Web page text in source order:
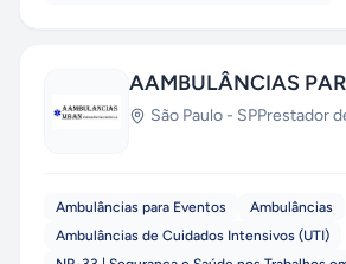
AAMBULÂNCIAS
São Paulo - SPPrestador
Ambulâncias para Eventos
Ambulâncias
Ambulâncias de Cuidados Intensivos (UTI)